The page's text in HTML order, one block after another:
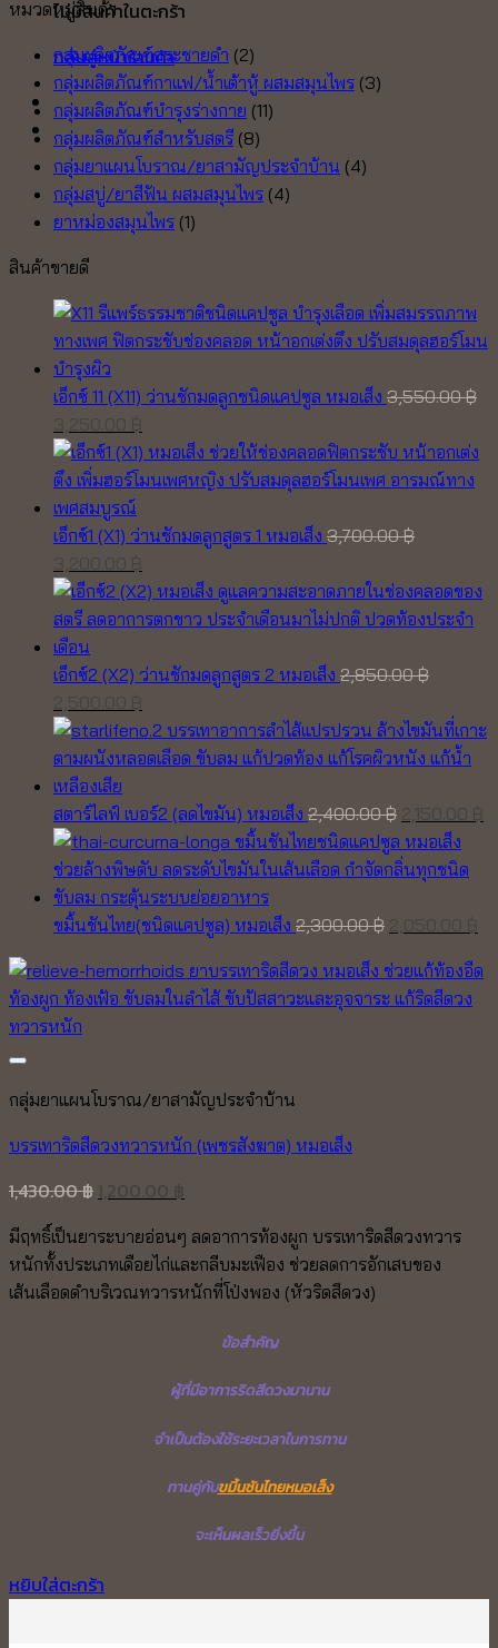
ไม่มีสินค้าในตะกร้า
กลับสู่หน้าร้านค้า
หมวดหมู่สินค้า
กลุ่มผลิตภัณฑ์กระชายดำ (2)
กลุ่มผลิตภัณฑ์กาแฟ/น้ำเต้าหู้ ผสมสมุนไพร (3)
กลุ่มผลิตภัณฑ์บำรุงร่างกาย (11)
กลุ่มผลิตภัณฑ์สำหรับสตรี (8)
กลุ่มยาแผนโบราณ/ยาสามัญประจำบ้าน (4)
กลุ่มสบู่/ยาสีฟัน ผสมสมุนไพร (4)
ยาหม่องสมุนไพร (1)
สินค้าขายดี
เอ็กซ์ 11 (X11) ว่านชักมดลูกชนิดแคปซูล หมอเส็ง 3,550.00฿
price
was:
3,550.00 ฿.
price
is:
เอ็กซ์1 (X1) ว่านชักมดลูกสูตร 1 หมอเส็ง 3,700.00฿
price
was:
3,700.00 ฿.
price
is:
เอ็กซ์2 (X2) ว่านชักมดลูกสูตร 2 หมอเส็ง 2,850.00฿
price
was:
2,850.00 ฿.
price
is:
สตาร์ไลฟ์ เบอร์2 (ลดไขมัน) หมอเส็ง 2,400.00฿
price
was:
ขมิ้นชันไทย(ชนิดแคปซูล) หมอเส็ง 2,300.00฿
was:
2,300.00 ฿.
is:
กลุ่มยาแผนโบราณ/ยาสามัญประจำบ้าน
บรรเทาริดสีดวงทวารหนัก (เพชรสังฆาต) หมอเส็ง
1,430.00฿
was:
1,430.00 ฿.
is:
1,200.00 ฿.
มีฤทธิ์เป็นยาระบายอ่อนๆ ลดอาการท้องผูก บรรเทาริดสีดวงทวาร
หนักทั้งประเภทเดือยไก่และกลีบมะเฟือง ช่วยลดการอักเสบของ
เส้นเลือดดำบริเวณทวารหนักที่โป่งพอง (หัวริดสีดวง)
ข้อสำคัญ
ผู้ที่มีอาการริดสีดวงมานาน
จำเป็นต้องใช้ระยะเวลาในการทาน
ทานคู่กับขมิ้นชันไทยหมอเส็ง
จะเห็นผลเร็วยิ่งขึ้น
หยิบใส่ตะกร้า